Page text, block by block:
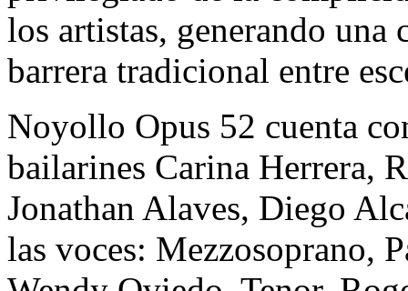
los artistas, generando una
barrera tradicional entre
Noyollo Opus 52 cuenta
bailarines Carina Herrera,
Jonathan Alaves, Diego
las voces: Mezzosoprano,